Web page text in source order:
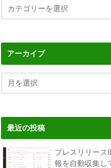
アーカイブ
最近の投稿
プレスリリース
報を自動収集し